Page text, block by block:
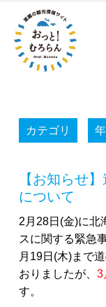
カテゴリ
【お知らせ
について
2月28日(金)に北
スに関する緊急
月19日(木)まで
おりましたが、 3
す。